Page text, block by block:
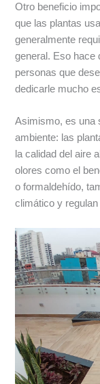
Otro beneficio
que las plantas
generalmente
general. Eso hace
personas que
dedicarle mucho
Asimismo, es una
ambiente: las
la calidad del aire
olores como el
o formaldehído,
climático y